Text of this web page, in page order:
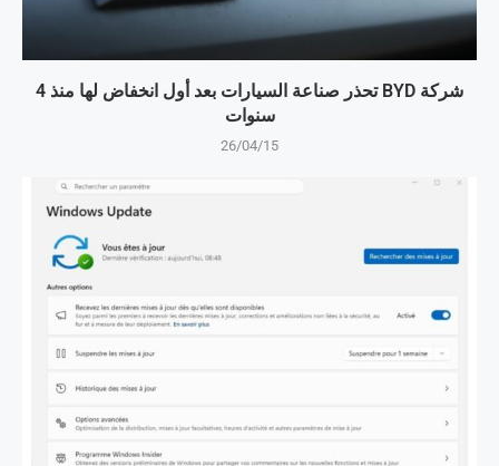
شركة BYD تحذر صناعة السيارات بعد أول انخفاض لها منذ 4
سنوات
26/04/15